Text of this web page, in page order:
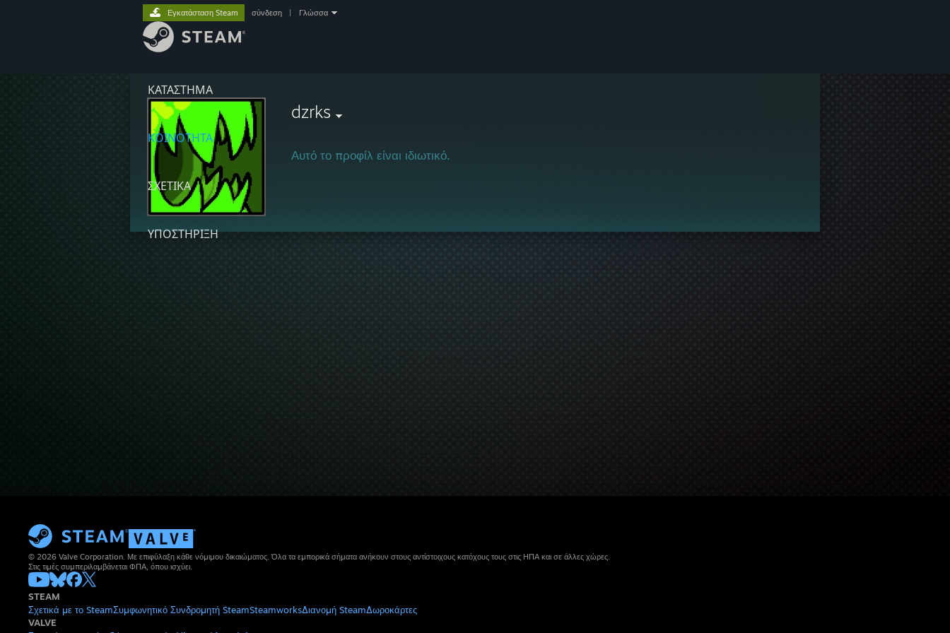
ΚΑΤΑΣΤΗΜΑ
ΚΟΙΝΟΤΗΤΑ
ΣΧΕΤΙΚΆ
ΥΠΟΣΤΗΡΙΞΗ
Εγκατάσταση Steam σύνδεση Γλώσσα
dzrks
Αυτό το προφίλ είναι ιδιωτικό.
© 2026 Valve Corporation. Με επιφύλαξη κάθε νόμιμου δικαιώματος. Όλα τα εμπορικά σήματα ανήκουν στους αντίστοιχους κατόχους τους στις ΗΠΑ και σε άλλες χώρες.
Στις τιμές συμπεριλαμβάνεται ΦΠΑ, όπου ισχύει.
STEAM
Σχετικά με το SteamΣυμφωνητικό Συνδρομητή SteamSteamworksΔιανομή SteamΔωροκάρτες
VALVE